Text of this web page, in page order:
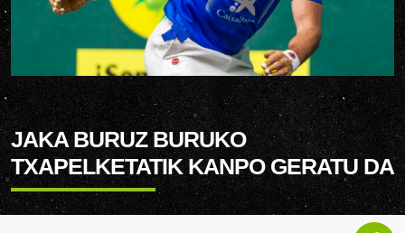
JAKA BURUZ BURUKO
TXAPELKETATIK KANPO GERATU DA